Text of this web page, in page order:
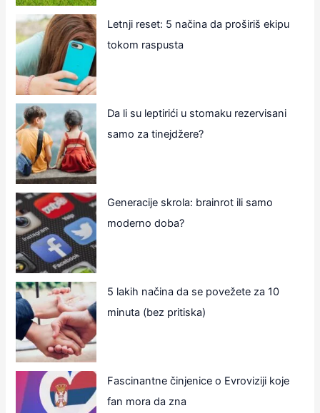
Letnji reset: 5 načina da proširiš ekipu
tokom raspusta
Da li su leptirići u stomaku rezervisani
samo za tinejdžere?
Generacije skrola: brainrot ili samo
moderno doba?
5 lakih načina da se povežete za 10
minuta (bez pritiska)
Fascinantne činjenice o Evroviziji koje
fan mora da zna